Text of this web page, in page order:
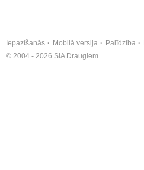
Iepazīšanās Mobilā versija Palīdzība
© 2004 - 2026 SIA Draugiem